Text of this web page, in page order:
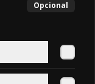
Opcional